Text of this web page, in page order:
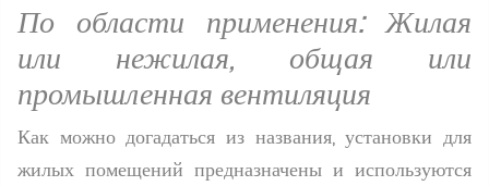
По области применения: Жилая
или нежилая, общая или
промышленная вентиляция
Как можно догадаться из названия, установки для
жилых помещений предназначены и используются